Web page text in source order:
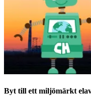
Byt till ett miljömärkt